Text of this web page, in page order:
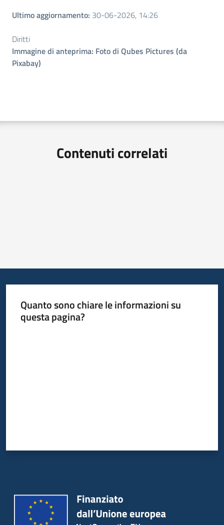
Ultimo aggiornamento: 30-06-2026, 14:26
Diritti
Immagine di anteprima: Foto di Qubes Pictures (da
Pixabay)
Contenuti correlati
Quanto sono chiare le informazioni su
questa pagina?